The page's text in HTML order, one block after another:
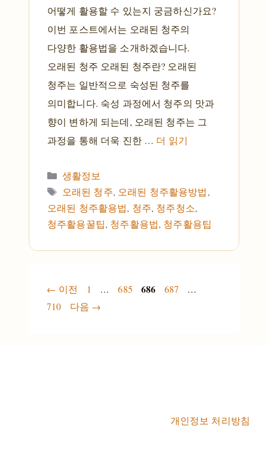
어떻게 활용할 수 있는지 궁금하신가요?
이번 포스트에서는 오래된 청주의
다양한 활용법을 소개하겠습니다.
오래된 청주 오래된 청주란? 오래된
청주는 일반적으로 숙성된 청주를
의미합니다. 숙성 과정에서 청주의 맛과
향이 변하게 되는데, 오래된 청주는 그
과정을 통해 더욱 진한 … 더 읽기
카테고리
생활정보
태그
오래된 청주, 오래된 청주활용방법 ,
오래된 청주활용법, 청주, 청주청소,
청주활용꿀팁, 청주활용법, 청주활용팁
← 이전 페이지
1 … 페이지
685 페이지
686 페이지
687 …
710
다음 →
개인정보 처리방침